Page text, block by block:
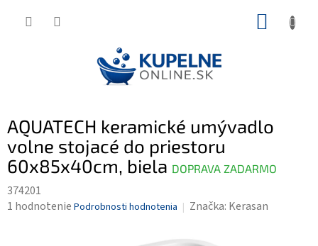
AQUATECH keramické umývadlo
volne stojacé do priestoru
60x85x40cm, biela DOPRAVA ZADARMO
374201
Priemerné
1 hodnotenie Podrobnosti hodnotenia Značka: Kerasan